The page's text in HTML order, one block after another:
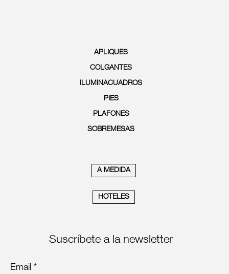
APLIQUES
COLGANTES
ILUMINACUADROS
PIES
PLAFONES
SOBREMESAS
A MEDIDA
HOTELES
Suscríbete a la newsletter
Email *